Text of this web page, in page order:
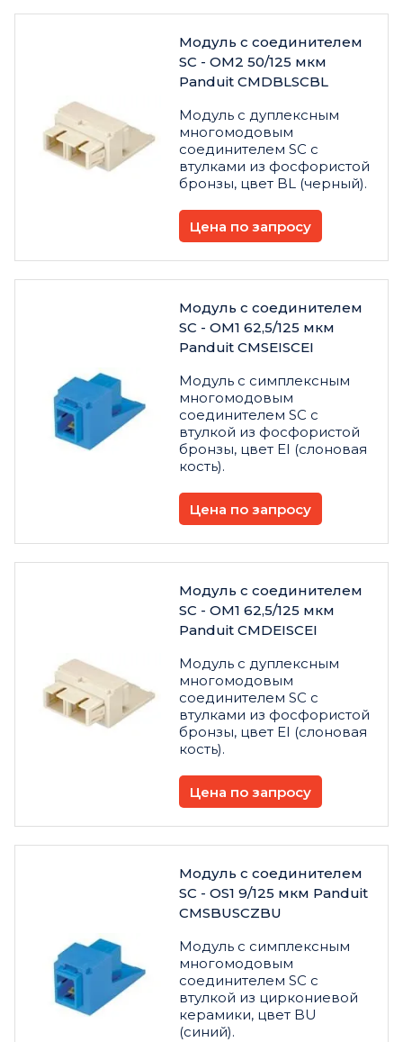
Модуль с соединителем
SC - OM2 50/125 мкм
Panduit CMDBLSCBL
Модуль с дуплексным
многомодовым
соединителем SC с
втулками из фосфористой
бронзы, цвет BL (черный).
Цена по запросу
Модуль с соединителем
SC - OM1 62,5/125 мкм
Panduit CMSEISCEI
Модуль с симплексным
многомодовым
соединителем SC с
втулкой из фосфористой
бронзы, цвет EI (слоновая
кость).
Цена по запросу
Модуль с соединителем
SC - OM1 62,5/125 мкм
Panduit CMDEISCEI
Модуль с дуплексным
многомодовым
соединителем SC с
втулками из фосфористой
бронзы, цвет EI (слоновая
кость).
Цена по запросу
Модуль с соединителем
SC - OS1 9/125 мкм Panduit
CMSBUSCZBU
Модуль с симплексным
многомодовым
соединителем SC с
втулкой из циркониевой
керамики, цвет BU
(синий).